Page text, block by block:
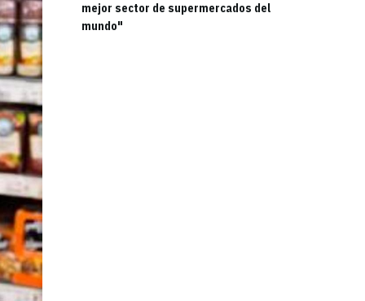
mejor sector de supermercados del
mundo"